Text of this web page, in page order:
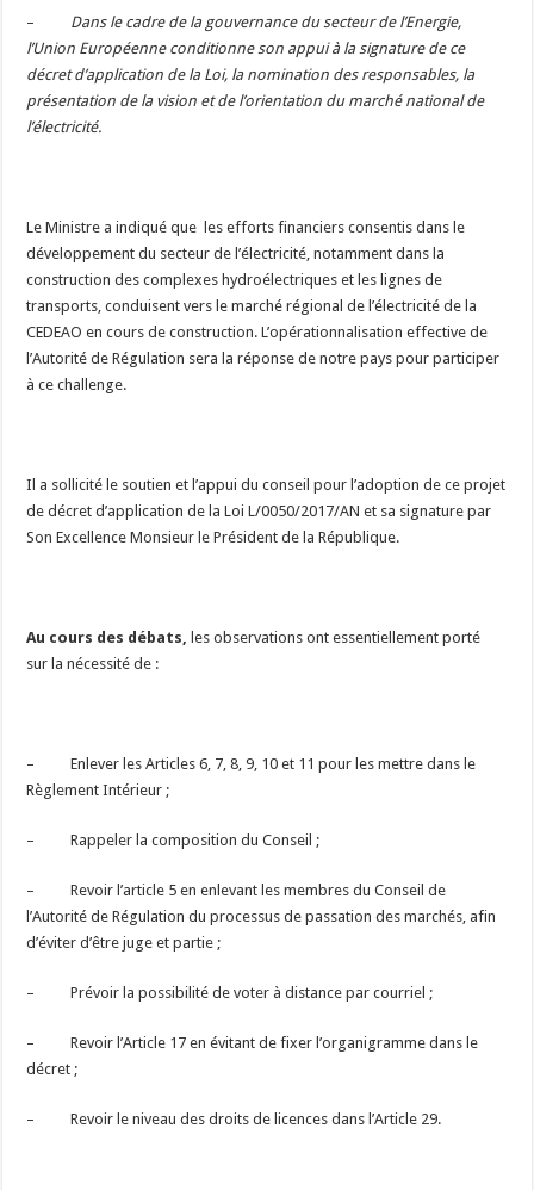
– Dans le cadre de la gouvernance du secteur de l’Energie,
l’Union Européenne conditionne son appui à la signature de ce
décret d’application de la Loi, la nomination des responsables, la
présentation de la vision et de l’orientation du marché national de
l’électricité.
Le Ministre a indiqué que les efforts financiers consentis dans le
développement du secteur de l’électricité, notamment dans la
construction des complexes hydroélectriques et les lignes de
transports, conduisent vers le marché régional de l’électricité de la
CEDEAO en cours de construction. L’opérationnalisation effective de
l’Autorité de Régulation sera la réponse de notre pays pour participer
à ce challenge.
Il a sollicité le soutien et l’appui du conseil pour l’adoption de ce projet
de décret d’application de la Loi L/0050/2017/AN et sa signature par
Son Excellence Monsieur le Président de la République.
Au cours des débats,les observations ont essentiellement porté
sur la nécessité de :
– Enlever les Articles 6, 7, 8, 9, 10 et 11 pour les mettre dans le
Règlement Intérieur ;
– Rappeler la composition du Conseil ;
– Revoir l’article 5 en enlevant les membres du Conseil de
l’Autorité de Régulation du processus de passation des marchés, afin
d’éviter d’être juge et partie ;
– Prévoir la possibilité de voter à distance par courriel ;
– Revoir l’Article 17 en évitant de fixer l’organigramme dans le
décret ;
– Revoir le niveau des droits de licences dans l’Article 29.